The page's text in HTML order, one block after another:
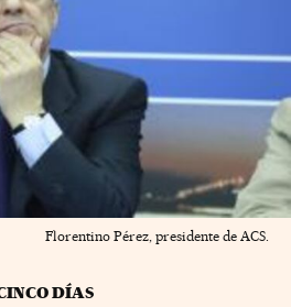
Florentino Pérez, presidente de ACS.
DÍAS